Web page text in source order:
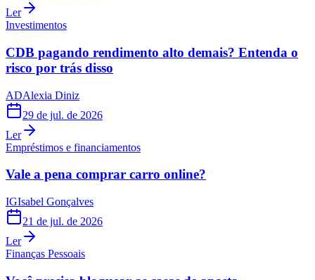
Ler
Investimentos
CDB pagando rendimento alto demais? Entenda o
risco por trás disso
ADAlexia Diniz
29 de jul. de 2026
Ler
Empréstimos e financiamentos
Vale a pena comprar carro online?
IGIsabel Gonçalves
21 de jul. de 2026
Ler
Finanças Pessoais